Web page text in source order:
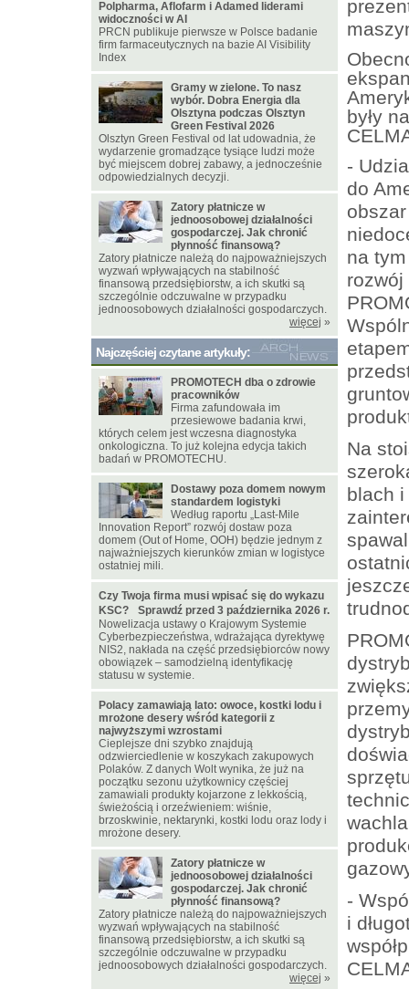
były
-
do
na
rozwój
Na
blach
-
i
Polpharma, Aflofarm i Adamed liderami
widoczności w AI
PRCN publikuje pierwsze w Polsce badanie
firm farmaceutycznych na bazie AI Visibility
Index
Gramy w zielone. To nasz
wybór. Dobra Energia dla
Olsztyna podczas Olsztyn
Green Festival 2026
Olsztyn Green Festival od lat udowadnia, że
wydarzenie gromadzące tysiące ludzi może
być miejscem dobrej zabawy, a jednocześnie
odpowiedzialnych decyzji.
Zatory płatnicze w
jednoosobowej działalności
gospodarczej. Jak chronić
płynność finansową?
Zatory płatnicze należą do najpoważniejszych
wyzwań wpływających na stabilność
finansową przedsiębiorstw, a ich skutki są
szczególnie odczuwalne w przypadku
jednoosobowych działalności gospodarczych.
więcej »
Najczęściej czytane artykuły:
PROMOTECH dba o zdrowie
pracowników
Firma zafundowała im
przesiewowe badania krwi,
których celem jest wczesna diagnostyka
onkologiczna. To już kolejna edycja takich
badań w PROMOTECHU.
Dostawy poza domem nowym
standardem logistyki
Według raportu „Last-Mile
Innovation Report” rozwój dostaw poza
domem (Out of Home, OOH) będzie jednym z
najważniejszych kierunków zmian w logistyce
ostatniej mili.
Czy Twoja firma musi wpisać się do wykazu
KSC? Sprawdź przed 3 października 2026 r.
Nowelizacja ustawy o Krajowym Systemie
Cyberbezpieczeństwa, wdrażająca dyrektywę
NIS2, nakłada na część przedsiębiorców nowy
obowiązek – samodzielną identyfikację
statusu w systemie.
Polacy zamawiają lato: owoce, kostki lodu i
mrożone desery wśród kategorii z
najwyższymi wzrostami
Cieplejsze dni szybko znajdują
odzwierciedlenie w koszykach zakupowych
Polaków. Z danych Wolt wynika, że już na
początku sezonu użytkownicy częściej
zamawiali produkty kojarzone z lekkością,
świeżością i orzeźwieniem: wiśnie,
brzoskwinie, nektarynki, kostki lodu oraz lody i
mrożone desery.
Zatory płatnicze w
jednoosobowej działalności
gospodarczej. Jak chronić
płynność finansową?
Zatory płatnicze należą do najpoważniejszych
wyzwań wpływających na stabilność
finansową przedsiębiorstw, a ich skutki są
szczególnie odczuwalne w przypadku
jednoosobowych działalności gospodarczych.
więcej »